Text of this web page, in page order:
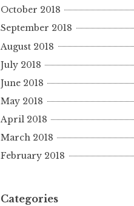
October 2018
September 2018
August 2018
July 2018
June 2018
May 2018
April 2018
March 2018
February 2018
Categories